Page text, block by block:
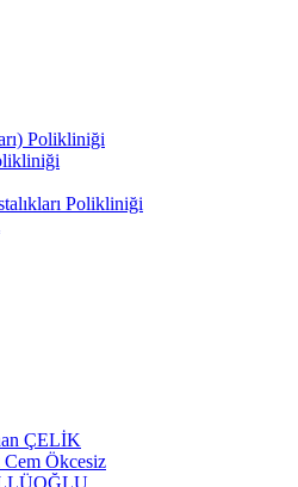
Polikliniği
Polikliniği
ÇELİK
Ökcesiz